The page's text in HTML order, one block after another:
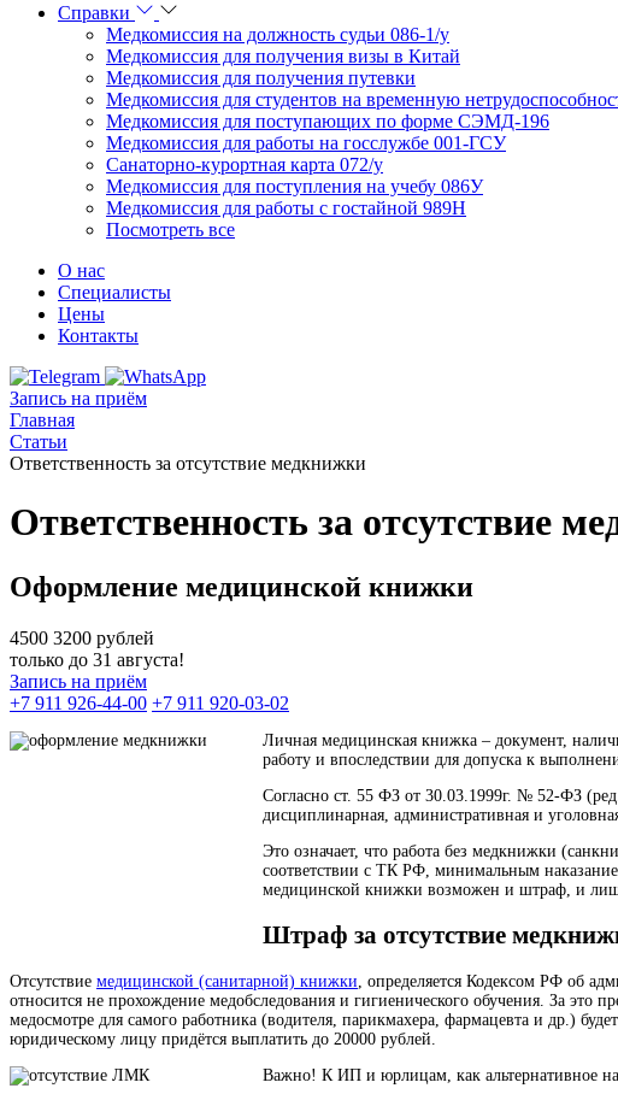
Справки
Медкомиссия на должность судьи 086-1/у
Медкомиссия для получения визы в Китай
Медкомиссия для получения путевки
Медкомиссия для студентов на временную
Медкомиссия для поступающих по форме СЭМД-196
Медкомиссия для работы на госслужбе 001-ГСУ
Санаторно-курортная карта 072/у
Медкомиссия для поступления на учебу 086У
Медкомиссия для работы с гостайной 989Н
Посмотреть все
О нас
Специалисты
Цены
Контакты
Запись на приём
Главная
Статьи
Ответственность за отсутствие медкнижки
Ответственность за отсутствие
Оформление медицинской книжки
4500 3200 рублей
только до 31 августа!
Запись на приём
+7 911 926-44-00 +7 911 920-03-02
Личная медицинская книжка – документ,
работу и впоследствии для допуска к
Согласно ст. 55 ФЗ от 30.03.1999г. № 52-ФЗ
дисциплинарная, административная и
Это означает, что работа без медкнижки
соответствии с ТК РФ, минимальным
медицинской книжки возможен и штраф, и
Штраф за отсутствие
Отсутствие медицинской (санитарной) книжки , определяется Кодексом РФ об
относится не прохождение медобследования и гигиенического обучения. За это
медосмотре для самого работника (водителя, парикмахера, фармацевта и др.)
юридическому лицу придётся выплатить до 20000 рублей.
Важно! К ИП и юрлицам, как альтернативное